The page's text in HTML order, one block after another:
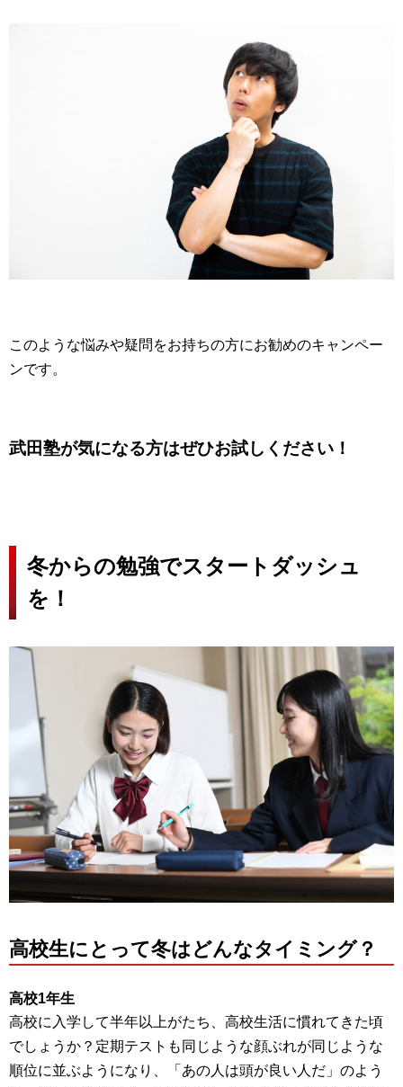
このような悩みや疑問をお持ちの方にお勧めのキャンペー
ンです。
武田塾が気になる方はぜひお試しください！
冬からの勉強でスタートダッシュ
を！
高校生にとって冬はどんなタイミング？
高校1年生
高校に入学して半年以上がたち、高校生活に慣れてきた頃
でしょうか？定期テストも同じような顔ぶれが同じような
順位に並ぶようになり、「あの人は頭が良い人だ」のよう